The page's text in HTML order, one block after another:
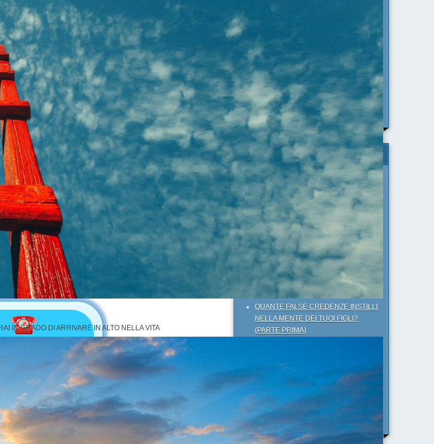
IN GRADO DI ARRIVARE IN ALTO NELLA VITA
che deve essere favorito
emozioni depotenzianti
Avanzate e Lettura Veloce,utilizza le più moderne
psiche adotta quotidianamente durante tutto il processo di
modelli della Psicologia Cognitiva, Psicologia
più prestigiose Università inglesi e americane.
e verso lo studio in generale.
i propri compagni sia possibile creare quella sinergia di
superiore verso sé stessi e verso le proprie
di riferimento che sanno credere in loro e infondergli
avere maggiori informazioni sui seminari e sulle
indicato a fianco oppure mandaci una email!
DIVERSO AL SISTEMA EDUCATIVO
DINAMICHE TRASFORMAZIONALI:
UTILIZZO PRATICO DELLA MATRICE
DELLE CATEGORIE (SECONDA
PARTE)
EMOZIONI COME RISORSE: IL
CERCHIO MAGICO
DELL'ECCELLENZA
Articoli Correlati
Club MEPEC
INTRODUZIONE AI FRAMEWORK:
COME DEFINIRE OBIETTIVI DI
SUCCESSO
UN APPROCCIO COGNITIVO
DIVERSO AL SISTEMA EDUCATIVO
SCOLASTICO
COMUNICAZIONE EFFICACE:
CAPIRE COME FILTRIAMO LE
INFORMAZIONI
QUANTE FALSE CREDENZE INSTILLI
NELLA MENTE DEI TUOI FIGLI?
(PARTE PRIMA)
DELLE CATEGORIE (SECONDA
EMOZIONI COME RISORSE: IL
CERCHIO MAGICO
DELL'ECCELLENZA